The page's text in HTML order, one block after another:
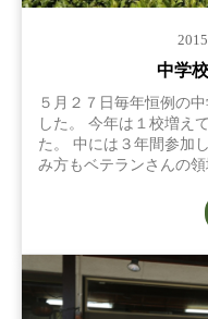
中学
５月２７日毎年恒例の
した。 今年は１校増え
た。 中には３年間参加
み方もベテランさんの領